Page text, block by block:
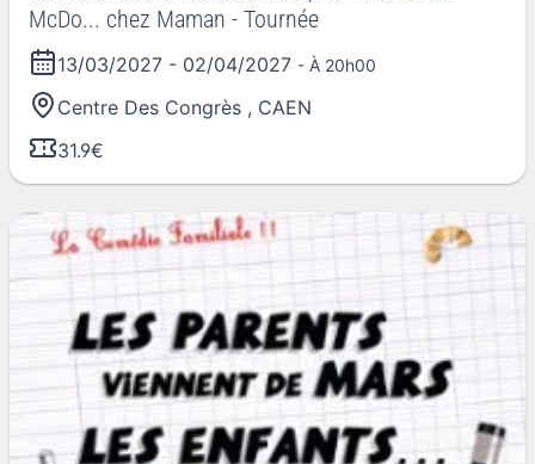
McDo... chez Maman - Tournée
13/03/2027 - 02/04/2027 - À 20h00
Centre Des Congrès , CAEN
31.9€